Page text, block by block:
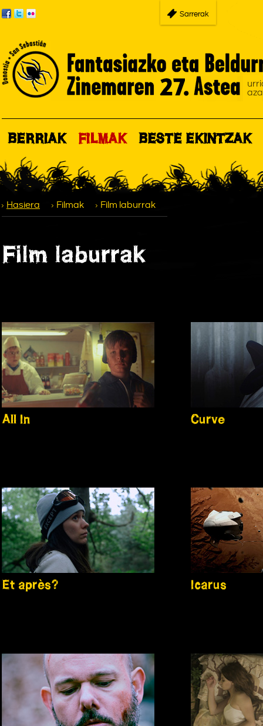
Sarrerak
BERRIAK FILMAK BESTE EKINTZAK
Hasiera Filmak Film laburrak
Film laburrak
All In Curve
Et après? Icarus